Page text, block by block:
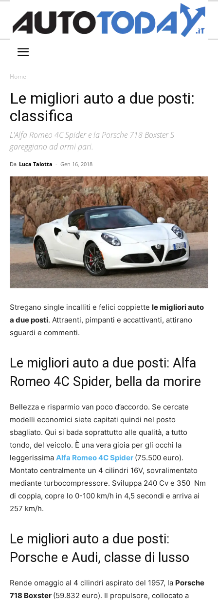
Home
Le migliori auto a due posti:
classifica
L'Alfa Romeo 4C Spider e la Porsche 718 Boxster S
gareggiano ad armi pari.
Da Luca Talotta - Gen 16, 2018
Stregano single incalliti e felici coppiette le migliori auto
a due posti. Attraenti, pimpanti e accattivanti, attirano
sguardi e commenti.
Le migliori auto a due posti: Alfa
Romeo 4C Spider, bella da morire
Bellezza e risparmio van poco d’accordo. Se cercate
modelli economici siete capitati quindi nel posto
sbagliato. Qui si bada soprattutto alle qualità, a tutto
tondo, del veicolo. È una vera gioia per gli occhi la
leggerissima Alfa Romeo 4C Spider (75.500 euro).
Montato centralmente un 4 cilindri 16V, sovralimentato
mediante turbocompressore. Sviluppa 240 Cv e 350 Nm
di coppia, copre lo 0-100 km/h in 4,5 secondi e arriva ai
257 km/h.
Le migliori auto a due posti:
Porsche e Audi, classe di lusso
Rende omaggio al 4 cilindri aspirato del 1957, la Porsche
718 Boxster (59.832 euro). Il propulsore, collocato a